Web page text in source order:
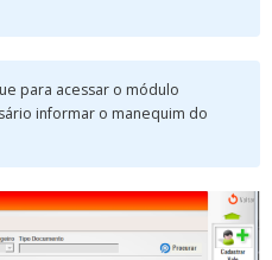
para acessar o módulo
informar o manequim do